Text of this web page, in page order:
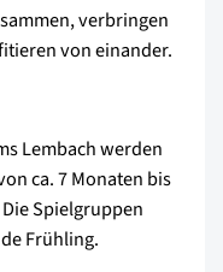
verbringen
von einander.
Lembach werden
ca. 7 Monaten bis
Spielgruppen
Frühling.